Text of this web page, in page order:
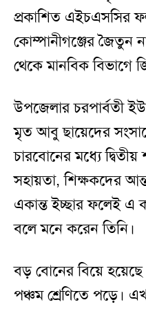
প্রকাশিত এইচএসসির
কোম্পানীগঞ্জের জৈতুন
থেকে মানবিক বিভাগে
উপজেলার চরপার্বতী
মৃত আবু ছায়েদের
চারবোনের মধ্যে
সহায়তা, শিক্ষকদের
একান্ত ইচ্ছার ফলেই এ
বলে মনে করেন তিনি।
বড় বোনের বিয়ে
পঞ্চম শ্রেণিতে পড়ে।